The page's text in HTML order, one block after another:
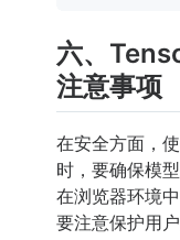
六、
注意事项
在安全方面，
时，要确保模
在浏览器环境
要注意保护用